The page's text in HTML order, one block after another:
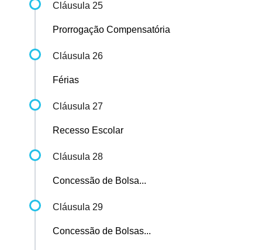
Cláusula 25
Prorrogação Compensatória
Cláusula 26
Férias
Cláusula 27
Recesso Escolar
Cláusula 28
Concessão de Bolsa...
Cláusula 29
Concessão de Bolsas...